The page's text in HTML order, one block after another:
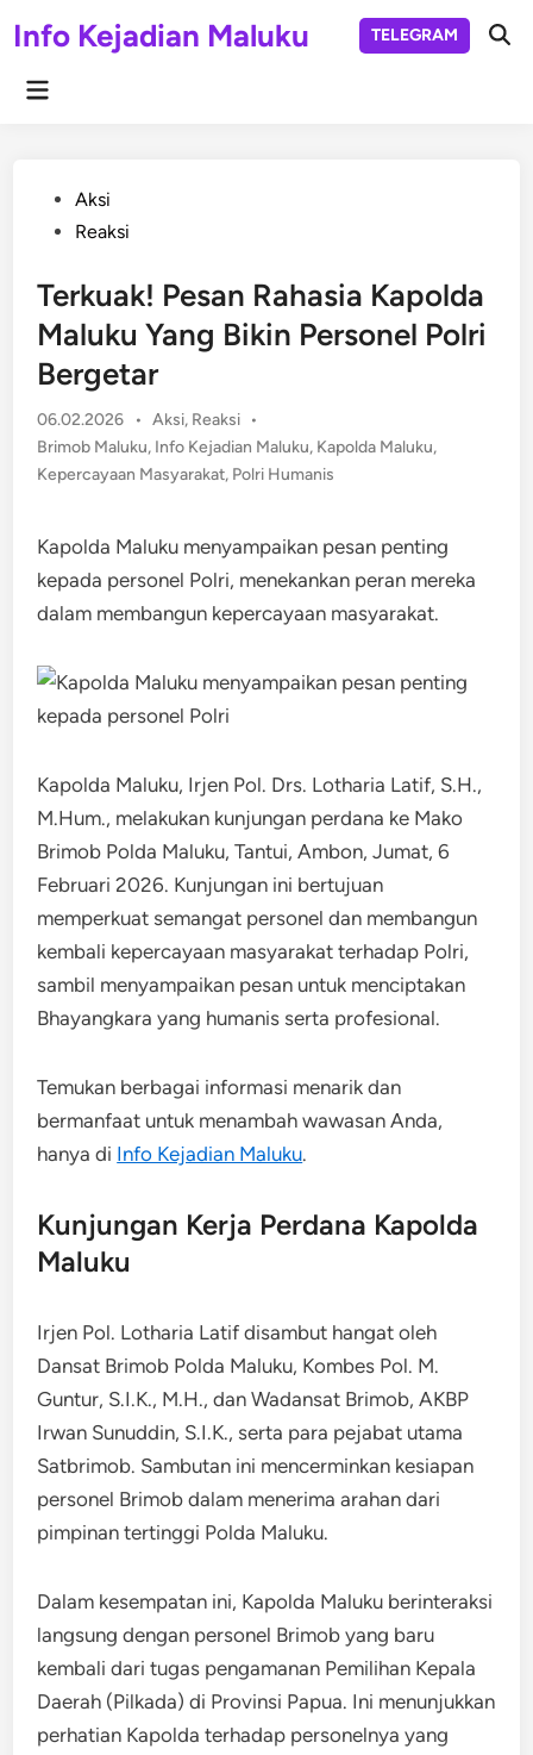
toInfo Kejadian Maluku TELEGRAM
Main
PostedAksi
Reaksi
Terkuak! Pesan Rahasia Kapolda
Maluku Yang Bikin Personel Polri
Bergetar
06.02.2026 • Posted
in
Aksi, Reaksi •
Brimob Maluku, Info Kejadian Maluku, Kapolda Maluku,
Kepercayaan Masyarakat, Polri Humanis
Kapolda Maluku menyampaikan pesan penting
kepada personel Polri, menekankan peran mereka
dalam membangun kepercayaan masyarakat.
Kapolda Maluku, Irjen Pol. Drs. Lotharia Latif, S.H.,
M.Hum., melakukan kunjungan perdana ke Mako
Brimob Polda Maluku, Tantui, Ambon, Jumat, 6
Februari 2026. Kunjungan ini bertujuan
memperkuat semangat personel dan membangun
kembali kepercayaan masyarakat terhadap Polri,
sambil menyampaikan pesan untuk menciptakan
Bhayangkara yang humanis serta profesional.
Temukan berbagai informasi menarik dan
bermanfaat untuk menambah wawasan Anda,
hanya di Info Kejadian Maluku.
Kunjungan Kerja Perdana Kapolda
Maluku
Irjen Pol. Lotharia Latif disambut hangat oleh
Dansat Brimob Polda Maluku, Kombes Pol. M.
Guntur, S.I.K., M.H., dan Wadansat Brimob, AKBP
Irwan Sunuddin, S.I.K., serta para pejabat utama
Satbrimob. Sambutan ini mencerminkan kesiapan
personel Brimob dalam menerima arahan dari
pimpinan tertinggi Polda Maluku.
Dalam kesempatan ini, Kapolda Maluku berinteraksi
langsung dengan personel Brimob yang baru
kembali dari tugas pengamanan Pemilihan Kepala
Daerah (Pilkada) di Provinsi Papua. Ini menunjukkan
perhatian Kapolda terhadap personelnya yang